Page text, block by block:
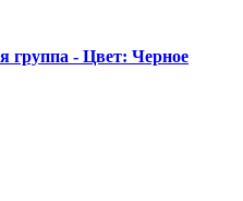
группа - Цвет: Черное